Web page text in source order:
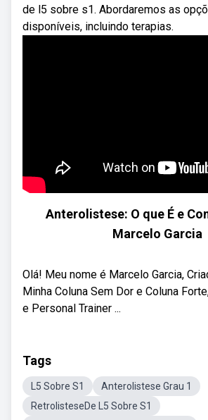
de l5 sobre s1. Abordaremos as
disponíveis, incluindo terapias.
Anterolistese: O que É e
Marcelo Garcia
Olá! Meu nome é Marcelo Garcia,
Minha Coluna Sem Dor e Coluna
e Personal Trainer ...
Tags
L5 Sobre S1
Anterolistese Grau 1
RetrolisteseDe L5 Sobre S1